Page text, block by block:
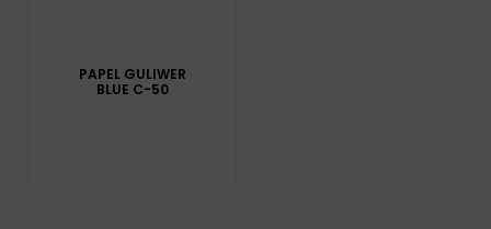
PAPEL GULIWER
BLUE C-50